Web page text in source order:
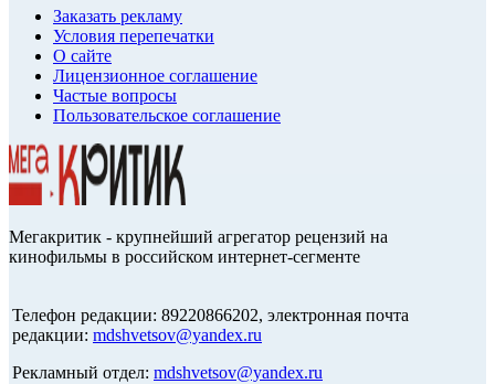
Заказать рекламу
Условия перепечатки
О сайте
Лицензионное соглашение
Частые вопросы
Пользовательское соглашение
Мегакритик - крупнейший агрегатор рецензий на
кинофильмы в российском интернет-сегменте
Телефон редакции: 89220866202, электронная почта
редакции: mdshvetsov@yandex.ru
Рекламный отдел: mdshvetsov@yandex.ru